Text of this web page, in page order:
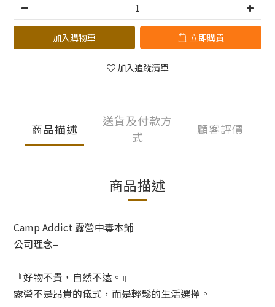
加入購物車 立即購買
加入追蹤清單
商品描述
送貨及付款方
式
顧客評價
商品描述
Camp Addict 露營中毒本鋪
公司理念–
『好物不貴，自然不遠。』
露營不是昂貴的儀式，而是輕鬆的生活選擇。